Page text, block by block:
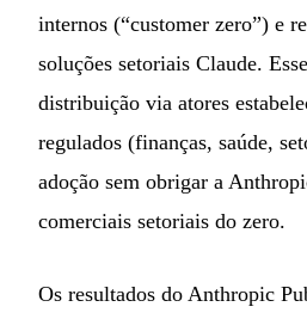
internos (“customer zero”) e
soluções setoriais Claude.
distribuição via atores
regulados (finanças, saúde,
adoção sem obrigar a
comerciais setoriais do zero.
Os resultados do Anthropic